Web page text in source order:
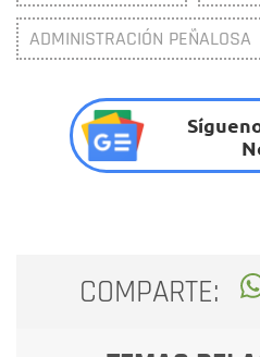
ADMINISTRACIÓN PEÑALOSA
COMPARTE: